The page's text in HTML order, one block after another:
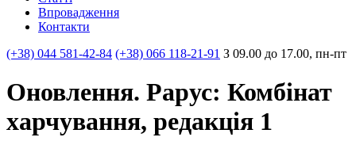
Впровадження
Контакти
(+38) 044 581-42-84 (+38) 066 118-21-91 З 09.00 до 17.00, пн-пт
Оновлення. Рарус: Комбінат
харчування, редакція 1